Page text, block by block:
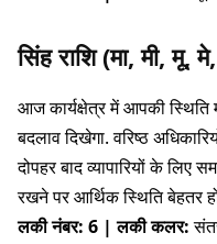
सिंह राशि (मा, मी, मू,
आज कार्यक्षेत्र में आपकी
बदलाव दिखेगा. वरिष्ठ
दोपहर बाद व्यापारियों के
रखने पर आर्थिक स्थिति बेहतर
लकी नंबर: 6 | लकी कलर: